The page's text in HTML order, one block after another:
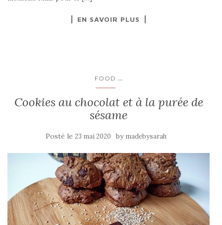
EN SAVOIR PLUS
FOOD ...
Cookies au chocolat et à la purée de
sésame
Posté le 23 mai 2020 by madebysarah